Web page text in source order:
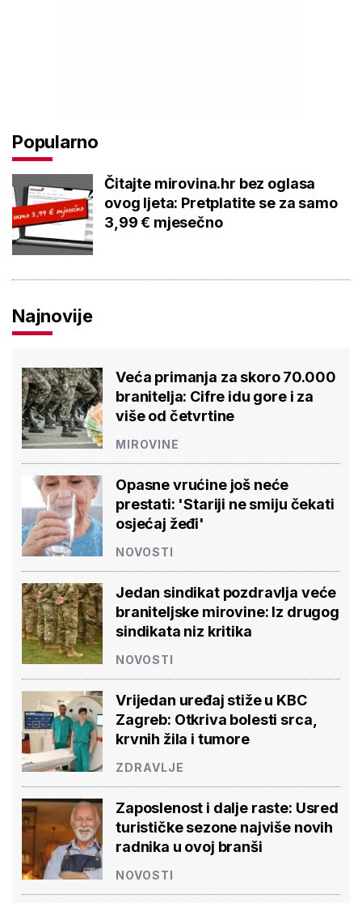
Popularno
Čitajte mirovina.hr bez oglasa
ovog ljeta: Pretplatite se za samo
3,99 € mjesečno
Najnovije
Veća primanja za skoro 70.000
branitelja: Cifre idu gore i za
više od četvrtine
MIROVINE
Opasne vrućine još neće
prestati: 'Stariji ne smiju čekati
osjećaj žeđi'
NOVOSTI
Jedan sindikat pozdravlja veće
braniteljske mirovine: Iz drugog
sindikata niz kritika
NOVOSTI
Vrijedan uređaj stiže u KBC
Zagreb: Otkriva bolesti srca,
krvnih žila i tumore
ZDRAVLJE
Zaposlenost i dalje raste: Usred
turističke sezone najviše novih
radnika u ovoj branši
NOVOSTI